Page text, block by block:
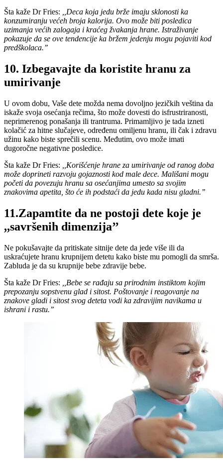
Šta kaže Dr Fries:
,,Deca koja jedu brže imaju sklonosti ka
konzumiranju većeh broja kalorija. Ovo može biti posledica
uzimanja većih zalogaja i kraćeg žvakanja hrane. Istraživanje
pokazuje da se ove tendencije ka bržem jedenju mogu pojaviti kod
predškolaca.’’
10. Izbegavajte da koristite hranu za
umirivanje
U ovom dobu, Vaše dete možda nema dovoljno jezičkih veština da
iskaže svoja osećanja rečima, što može dovesti do isfrustriranosti,
neprimerenog ponašanja ili trantruma. Primamljivo je tada izneti
kolačić za hitne slučajeve, određenu omiljenu hranu, ili čak i zdravu
užinu kako biste sprečili scenu. Međutim, ovo može imati
dugoročne negativne posledice.
Šta kaže Dr Fries:
,,Korišćenje hrane za umirivanje od ranog doba
može doprineti razvoju gojaznosti kod male dece. Mališani mogu
početi da povezuju hranu sa osećanjima umesto sa svojim
znakovima apetita, što će ih podstaći da jedu kada nisu gladni.’’
11.Zapamtite da ne postoji dete koje je
,,savršenih dimenzija’’
Ne pokušavajte da pritiskate sitnije dete da jede više ili da
uskraćujete hranu krupnijem detetu kako biste mu pomogli da smrša.
Zabluda je da su krupnije bebe zdravije bebe.
Šta kaže Dr Fries:
,,Bebe se rađaju sa prirodnim instiktom kojim
prepozanju sopstvenu glad i sitost. Poštovanje i reagovanje na
znakove gladi i sitost svog deteta vodi ka zdravijim navikama u
ishrani i rastu.’’